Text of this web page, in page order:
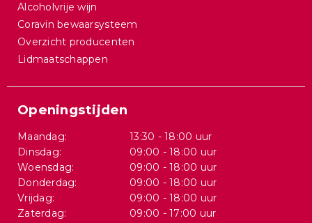
Alcoholvrije wijn
Coravin bewaarsysteem
Overzicht producenten
Lidmaatschappen
Openingstijden
Maandag:
13:30 - 18:00 uur
Dinsdag:
09:00 - 18:00 uur
Woensdag:
09:00 - 18:00 uur
Donderdag:
09:00 - 18:00 uur
Vrijdag:
09:00 - 18:00 uur
Zaterdag:
09:00 - 17:00 uur